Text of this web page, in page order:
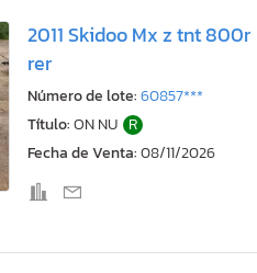
2011 Skidoo Mx z tnt 800r
rer
Número de lote:60857***
Título:ON NU R
Fecha de Venta:08/11/2026